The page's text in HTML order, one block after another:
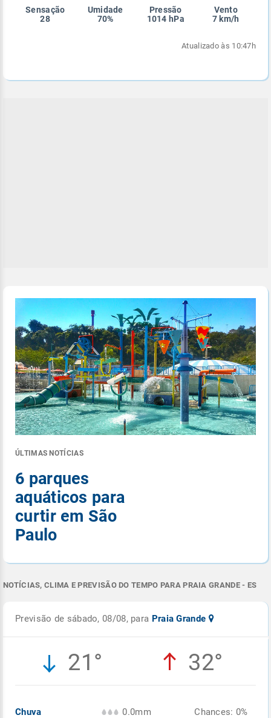
Sensação
28
Umidade
70%
Pressão
1014 hPa
Vento
7 km/h
Atualizado às 10:47h
ÚLTIMAS NOTÍCIAS
6 parques
aquáticos para
curtir em São
Paulo
NOTÍCIAS, CLIMA E PREVISÃO DO TEMPO PARA PRAIA GRANDE - ES
Previsão de sábado, 08/08, para Praia Grande
21° 32°
Chuva
0.0mm
Chances: 0%
Enviar
Enviar
Enviar
Enviar
Enviar